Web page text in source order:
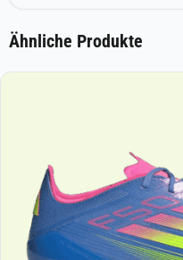
Ähnliche Produkte